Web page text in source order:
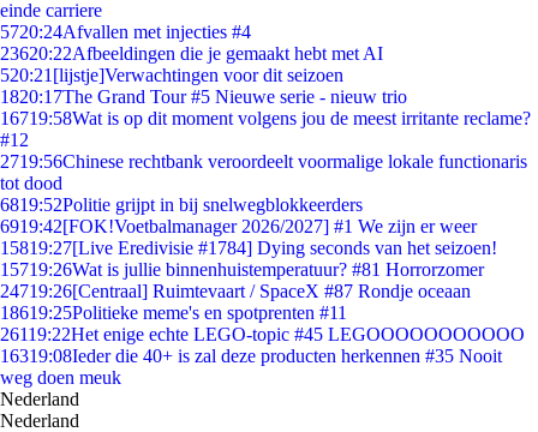
einde carriere
5720:24Afvallen met injecties #4
23620:22Afbeeldingen die je gemaakt hebt met AI
520:21 [lijstje]Verwachtingen voor dit seizoen
1820:17The Grand Tour #5 Nieuwe serie - nieuw trio
16719:58Wat is op dit moment volgens jou de meest irritante reclame?
#12
2719:56Chinese rechtbank veroordeelt voormalige lokale functionaris
tot dood
6819:52Politie grijpt in bij snelwegblokkeerders
6919:42[FOK!Voetbalmanager 2026/2027] #1 We zijn er weer
15819:27[Live Eredivisie #1784] Dying seconds van het seizoen!
15719:26Wat is jullie binnenhuistemperatuur? #81 Horrorzomer
24719:26[Centraal] Ruimtevaart / SpaceX #87 Rondje oceaan
18619:25Politieke meme's en spotprenten #11
26119:22Het enige echte LEGO-topic #45 LEGOOOOOOOOOOO
16319:08Ieder die 40+ is zal deze producten herkennen #35 Nooit
weg doen meuk
Nederland
Nederland